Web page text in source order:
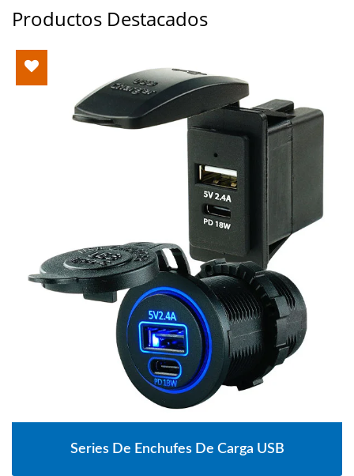
Productos Destacados
Series De Enchufes De Carga USB